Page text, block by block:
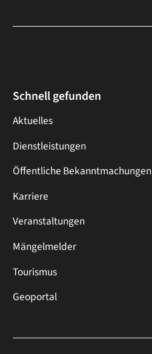
Schnell gefunden
Aktuelles
Dienstleistungen
Öffentliche Bekanntmachungen
Karriere
Veranstaltungen
Mängelmelder
Tourismus
Geoportal